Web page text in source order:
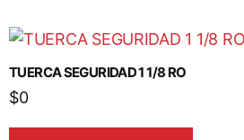
TUERCA SEGURIDAD 1 1/8 RO
$0